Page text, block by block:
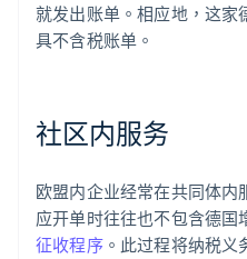
就发出账单。相应地，这家
具不含税账单。
社区内服务
欧盟内企业经常在共同体
应开单时往往也不包含德国
征收程序。此过程将纳税义